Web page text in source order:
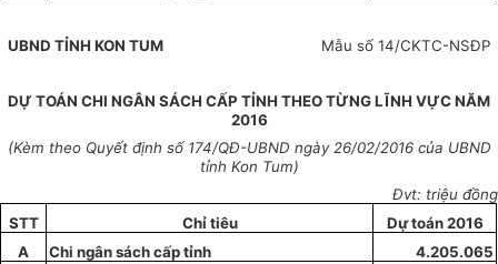
UBNDTỈNHKON TUM Mẫu số 14/CKTC-NSĐP
DỰ TOÁN CHI NGÂN SÁCH CẤP TỈNH THEO TỪNG LĨNH VỰC NĂM
2016
(Kèm theo Quyết định số 174/QĐ-UBND ngày26/02/2016 của UBND
tỉnh Kon Tum)
Đvt: triệu đồng
STT
Chỉ tiêu
Dự toán 2016
A
Chi ngân sách cấp tỉnh
4.205.065